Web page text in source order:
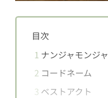
目次
1 ナンジャモンジャ
2 コードネーム
3 ベストアクト